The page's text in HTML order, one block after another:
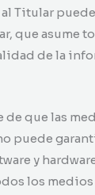
Titular
que asume
de la
que las
puede
y
los